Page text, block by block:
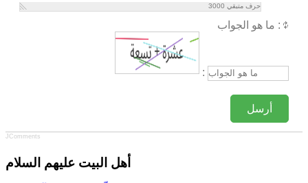
3000 حرف متبقي
ما هو الجواب :
:
أرسل
JComments
أهل البيت عليهم السلام